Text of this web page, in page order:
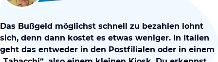
Das Bußgeld möglichst schnell zu bezahlen lohnt
sich, denn dann kostet es etwas weniger. In Italien
geht das entweder in den Postfilialen oder in einem